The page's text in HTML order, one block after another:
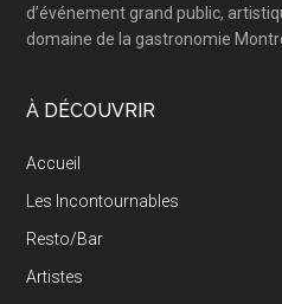
d’événement grand public,
domaine de la gastronomie
À DÉCOUVRIR
Accueil
Les Incontournables
Resto/Bar
Artistes